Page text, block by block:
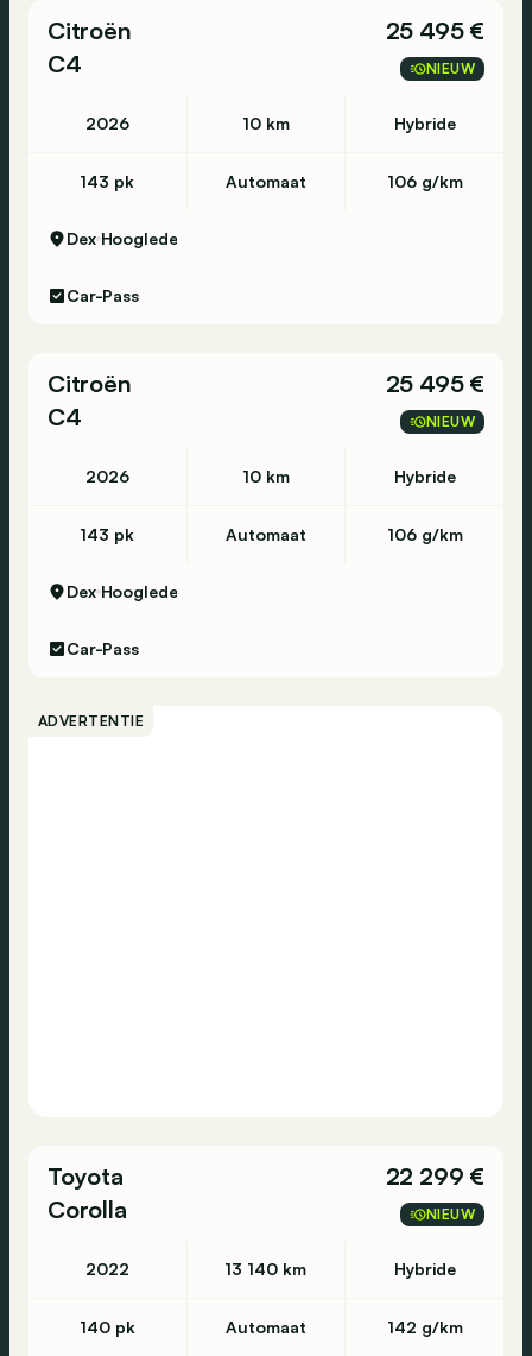
Citroën
C4
25 495 €
NIEUW
2026 10 km Hybride
143 pk Automaat 106 g/km
Dex Hooglede
Car-Pass
Citroën
C4
25 495 €
NIEUW
2026 10 km Hybride
143 pk Automaat 106 g/km
Dex Hooglede
Car-Pass
ADVERTENTIE
Toyota
Corolla
22 299 €
NIEUW
2022 13 140 km Hybride
140 pk Automaat 142 g/km